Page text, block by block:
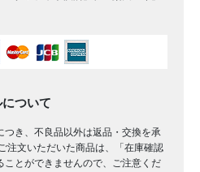
ついて
つき、不良品以外は返品・交換を承
注文いただいた商品は、「在庫確認
ことができませんので、ご注意くだ